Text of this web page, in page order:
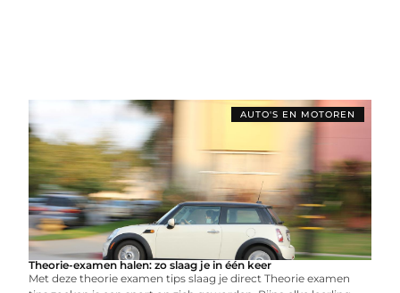
AUTO'S EN MOTOREN
Theorie-examen halen: zo slaag je in één keer
Met deze theorie examen tips slaag je direct Theorie examen